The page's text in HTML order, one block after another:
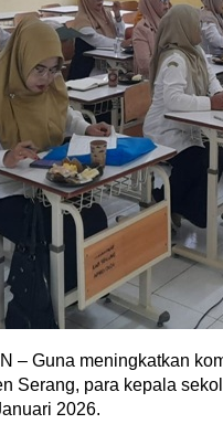
– Guna meningkatkan
Serang, para kepala
2026.